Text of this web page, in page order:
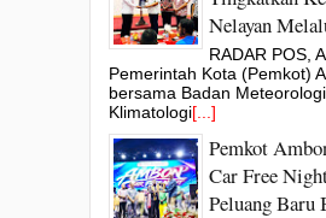
Nelayan
RADAR POS,
Pemerintah Kota (Pemkot)
bersama Badan Meteorologi,
Klimatologi[...]
Pemkot
Car Free
Peluang